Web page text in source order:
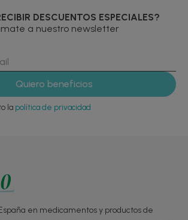
DESCUENTOS ESPECIALES?
a nuestro newsletter
la política de privacidad
en medicamentos y productos de